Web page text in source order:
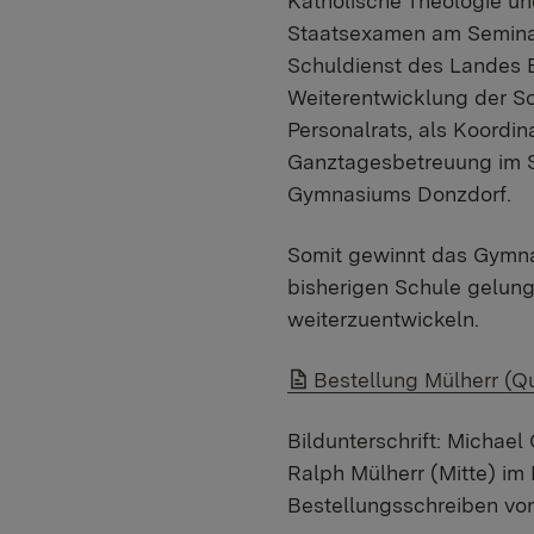
Staatsexamen am
Schuldienst des Landes
Weiterentwicklung der
Personalrats, als
Ganztagesbetreuung im
Gymnasiums Donzdorf.
Somit gewinnt das
bisherigen Schule
weiterzuentwickeln.
Link auf Datei:
Bestellung Mülherr
Bildunterschrift: Michael
Ralph Mülherr (Mitte) im
Bestellungsschreiben